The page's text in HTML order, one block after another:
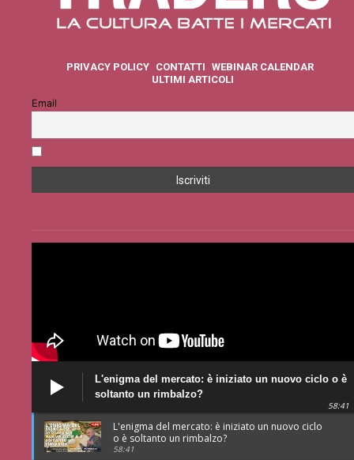
PRIVACY POLICY CONTATTI WEBINAR CALENDAR
ULTIMI ARTICOLI
Email
L'enigma del mercato: è iniziato un nuovo ciclo o è
soltanto un rimbalzo?
58:41
L'enigma del mercato: è iniziato un nuovo ciclo
o è soltanto un rimbalzo?
58:41